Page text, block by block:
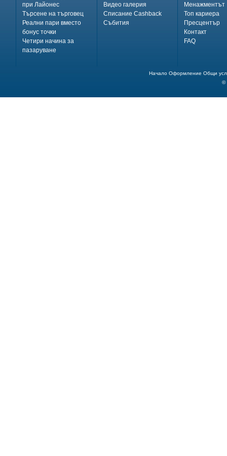
при Лайонес
Търсене на търговец
Реални пари вместо
бонус точки
Четири начина за
пазаруване
Видео галерия
Списание Cashback
Събития
Менажментът
Топ кариера
Пресцентър
Контакт
FAQ
Начало Оформление Общи
©